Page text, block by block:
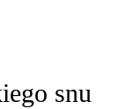
snu